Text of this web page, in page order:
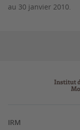
au 30 janvier 2010.
IRM